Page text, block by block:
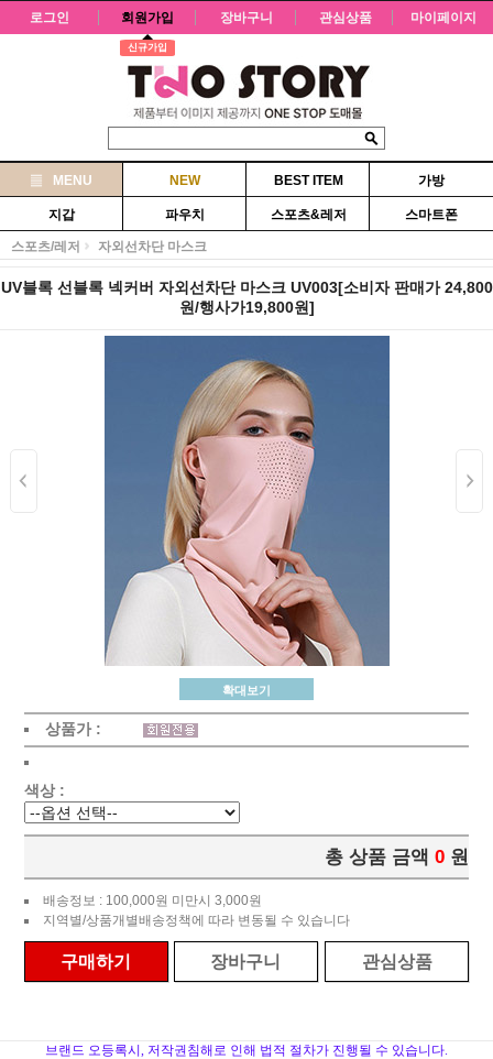
로그인 회원가입
신규가입
장바구니 관심상품 마이페이지
MENU NEW BEST ITEM 가방
지갑 파우치 스포츠&레저 스마트폰
스포츠/레저 자외선차단 마스크
UV블록 선블록 넥커버 자외선차단 마스크 UV003[소비자 판매가 24,800
원/행사가19,800원]
확대보기
상품가 :
색상 :
총 상품 금액 0 원
배송정보 : 100,000원 미만시 3,000원
지역별/상품개별배송정책에 따라 변동될 수 있습니다
구매하기 장바구니 관심상품
브랜드 오등록시, 저작권침해로 인해 법적 절차가 진행될 수 있습니다.